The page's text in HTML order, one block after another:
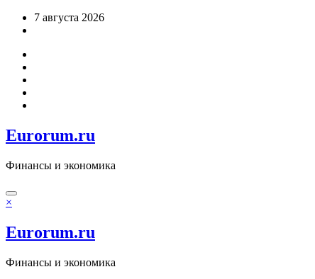
Перейти7 августа 2026
Eurorum.ru
Финансы и экономика
×
Eurorum.ru
Финансы и экономика